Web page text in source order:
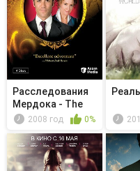
Расследования
Мердока - The
Spy Who L...
2008 год 0%